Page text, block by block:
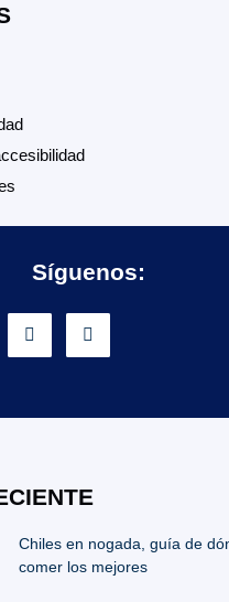
Síguenos:
Chiles en nogada, guía de
comer los mejores